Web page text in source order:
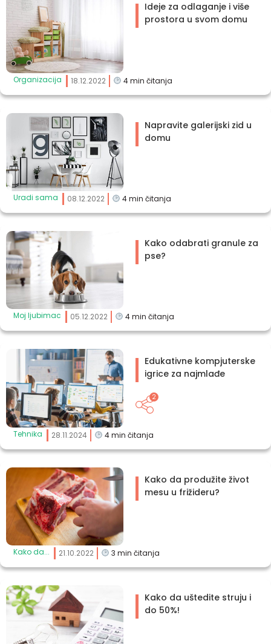
Organizacija 18.12.2022 4min čitanja
Ideje za odlaganje i više
prostora u svom domu
Uradi sama 08.12.2022 4min čitanja
Napravite galerijski zid u
domu
Moj ljubimac 05.12.2022 4min čitanja
Kako odabrati granule za
pse?
Tehnika 28.11.2024 4min čitanja
Edukativne kompjuterske
igrice za najmlađe
2
Kako da... 21.10.2022 3 min čitanja
Kako da produžite život
mesu u frižideru?
Kako da uštedite struju i
do 50%!